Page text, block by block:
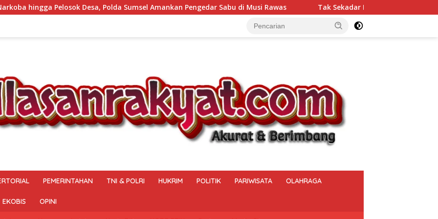
Sumsel Amankan Pengedar Sabu di Musi Rawas Tak Sekadar Menjalankan Tugas, Lapas Muara Beliti Hadir
PEMERINTAHAN TNI & POLRI HUKRIM POLITIK PARIWISATA OLAHRAGA
EKOBIS OPINI